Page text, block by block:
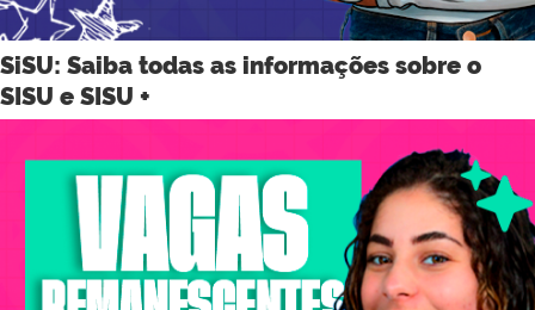
SiSU: Saiba todas as informações sobre o
SISU e SISU +